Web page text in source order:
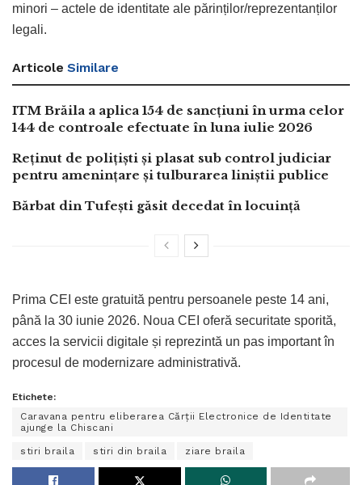
minori – actele de identitate ale părinților/reprezentanților
legali.
Articole Similare
ITM Brăila a aplica 154 de sancțiuni în urma celor
144 de controale efectuate în luna iulie 2026
Reținut de polițiști și plasat sub control judiciar
pentru amenințare și tulburarea liniștii publice
Bărbat din Tufești găsit decedat în locuință
Prima CEI este gratuită pentru persoanele peste 14 ani,
până la 30 iunie 2026. Noua CEI oferă securitate sporită,
acces la servicii digitale și reprezintă un pas important în
procesul de modernizare administrativă.
Etichete:
Caravana pentru eliberarea Cărții Electronice de Identitate
ajunge la Chiscani
stiri braila stiri din braila ziare braila